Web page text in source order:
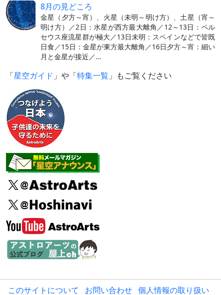
8月の見どころ
金星（夕方～宵）、火星（未明～明け方）、土星（宵～
明け方）／2日：水星が西方最大離角／12～13日：ペル
セウス座流星群が極大／13日未明：スペインなどで皆既
日食／15日：金星が東方最大離角／16日夕方～宵：細い
月と金星が接近／…
「星空ガイド 」や「特集一覧 」もご覧ください
このサイトについて お問い合わせ 個人情報の取り扱い